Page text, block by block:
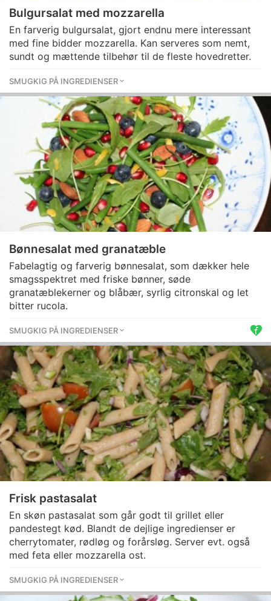
Bulgursalat med mozzarella
En farverig bulgursalat, gjort endnu mere interessant
med fine bidder mozzarella. Kan serveres som nemt,
sundt og mættende tilbehør til de fleste hovedretter.
SMUGKIG PÅ INGREDIENSER
Bønnesalat med granatæble
Fabelagtig og farverig bønnesalat, som dækker hele
smagsspektret med friske bønner, søde
granatæblekerner og blåbær, syrlig citronskal og let
bitter rucola.
SMUGKIG PÅ INGREDIENSER
Frisk pastasalat
En skøn pastasalat som går godt til grillet eller
pandestegt kød. Blandt de dejlige ingredienser er
cherrytomater, rødløg og forårsløg. Server evt. også
med feta eller mozzarella ost.
SMUGKIG PÅ INGREDIENSER